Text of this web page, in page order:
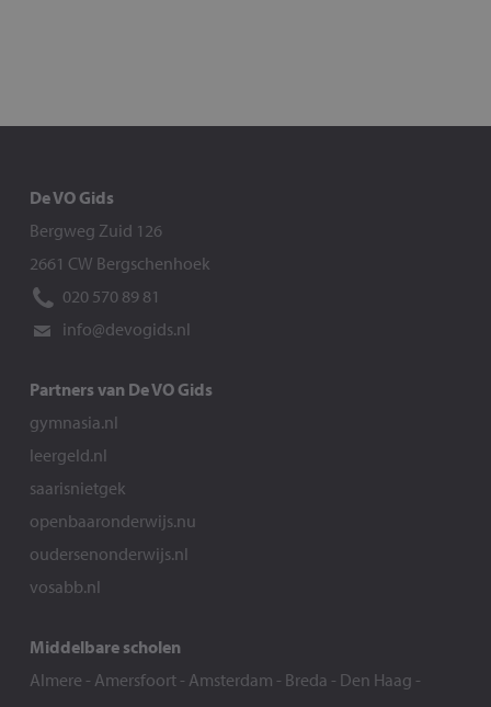
De VO Gids
Bergweg Zuid 126
2661 CW Bergschenhoek
020 570 89 81
info@devogids.nl
Partners van De VO Gids
gymnasia.nl
leergeld.nl
saarisnietgek
openbaaronderwijs.nu
oudersenonderwijs.nl
vosabb.nl
Middelbare scholen
Almere - Amersfoort- Amsterdam - Breda - Den Haag -